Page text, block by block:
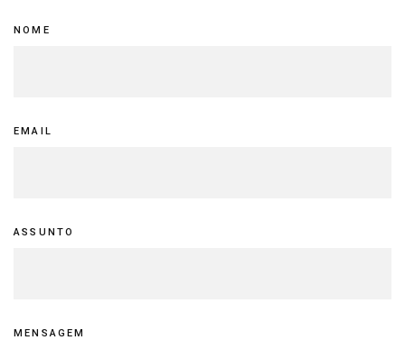
Contact
NOME
EMAIL
ASSUNTO
MENSAGEM